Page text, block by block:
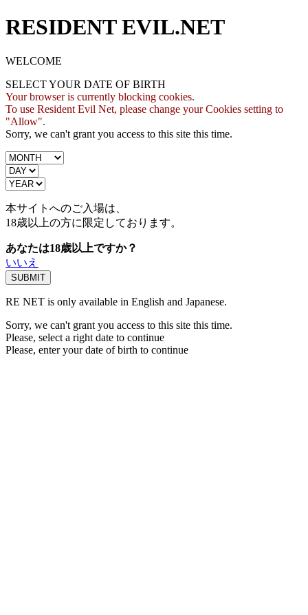
RESIDENT EVIL.NET
WELCOME
SELECT YOUR DATE OF BIRTH
Your browser is currently blocking cookies.
To use Resident Evil Net, please change your Cookies setting to
"Allow".
Sorry, we can't grant you access to this site this time.
本サイトへのご入場は、
18歳以上の方に限定しております。
あなたは18歳以上ですか？
いいえ
RE NET is only available in English and Japanese.
Sorry, we can't grant you access to this site this time.
Please, select a right date to continue
Please, enter your date of birth to continue